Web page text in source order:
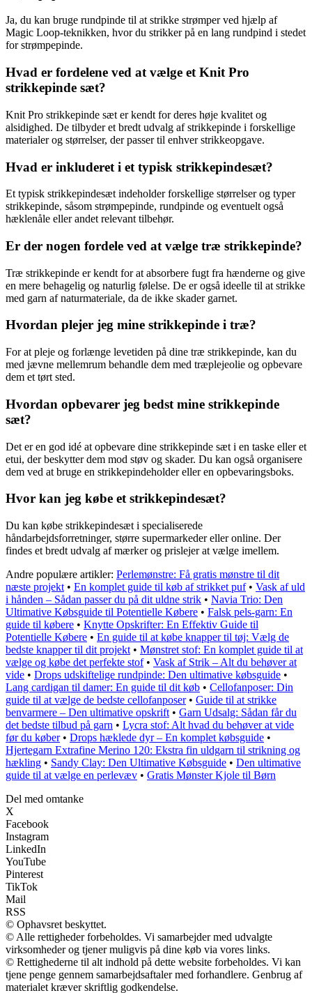
Ja, du kan bruge rundpinde til at strikke strømper ved hjælp af
Magic Loop-teknikken, hvor du strikker på en lang rundpind i stedet
for strømpepinde.
Hvad er fordelene ved at vælge et Knit Pro
strikkepinde sæt?
Knit Pro strikkepinde sæt er kendt for deres høje kvalitet og
alsidighed. De tilbyder et bredt udvalg af strikkepinde i forskellige
materialer og størrelser, der passer til enhver strikkeopgave.
Hvad er inkluderet i et typisk strikkepindesæt?
Et typisk strikkepindesæt indeholder forskellige størrelser og typer
strikkepinde, såsom strømpepinde, rundpinde og eventuelt også
hæklenåle eller andet relevant tilbehør.
Er der nogen fordele ved at vælge træ strikkepinde?
Træ strikkepinde er kendt for at absorbere fugt fra hænderne og give
en mere behagelig og naturlig følelse. De er også ideelle til at strikke
med garn af naturmateriale, da de ikke skader garnet.
Hvordan plejer jeg mine strikkepinde i træ?
For at pleje og forlænge levetiden på dine træ strikkepinde, kan du
med jævne mellemrum behandle dem med træplejeolie og opbevare
dem et tørt sted.
Hvordan opbevarer jeg bedst mine strikkepinde
sæt?
Det er en god idé at opbevare dine strikkepinde sæt i en taske eller et
etui, der beskytter dem mod støv og skader. Du kan også organisere
dem ved at bruge en strikkepindeholder eller en opbevaringsboks.
Hvor kan jeg købe et strikkepindesæt?
Du kan købe strikkepindesæt i specialiserede
håndarbejdsforretninger, større supermarkeder eller online. Der
findes et bredt udvalg af mærker og prislejer at vælge imellem.
Andre populære artikler: Perlemønstre: Få gratis mønstre til dit
næste projekt • En komplet guide til køb af strikket puf• Vask af uld
i hånden – Sådan passer du på dit uldne strik • Navia Trio: Den
Ultimative Købsguide til Potentielle Købere • Falsk pels-garn: En
guide til købere • Knytte Opskrifter: En Effektiv Guide til
Potentielle Købere • En guide til at købe knapper til tøj: Vælg de
bedste knapper til dit projekt • Mønstret stof: En komplet guide til at
vælge og købe det perfekte stof• Vask af Strik – Alt du behøver at
vide • Drops udskiftelige rundpinde: Den ultimative købsguide •
Lang cardigan til damer: En guide til dit køb • Cellofanposer: Din
guide til at vælge de bedste cellofanposer• Guide til at strikke
benvarmere – Den ultimative opskrift • Garn Udsalg: Sådan får du
det bedste tilbud på garn • Lycra stof: Alt hvad du behøver at vide
før du køber• Drops hæklede dyr – En komplet købsguide •
Hjertegarn Extrafine Merino 120: Ekstra fin uldgarn til strikning og
hækling • Sandy Clay: Den Ultimative Købsguide • Den ultimative
guide til at vælge en perlevæv • Gratis Mønster Kjole til Børn
Del med omtanke
X
Facebook
Instagram
LinkedIn
YouTube
Pinterest
TikTok
Mail
RSS
© Ophavsret beskyttet.
© Alle rettigheder forbeholdes. Vi samarbejder med udvalgte
virksomheder og tjener muligvis på dine køb via vores links.
© Rettighederne til alt indhold på dette website forbeholdes. Vi kan
tjene penge gennem samarbejdsaftaler med forhandlere. Genbrug af
materialet kræver skriftlig godkendelse.